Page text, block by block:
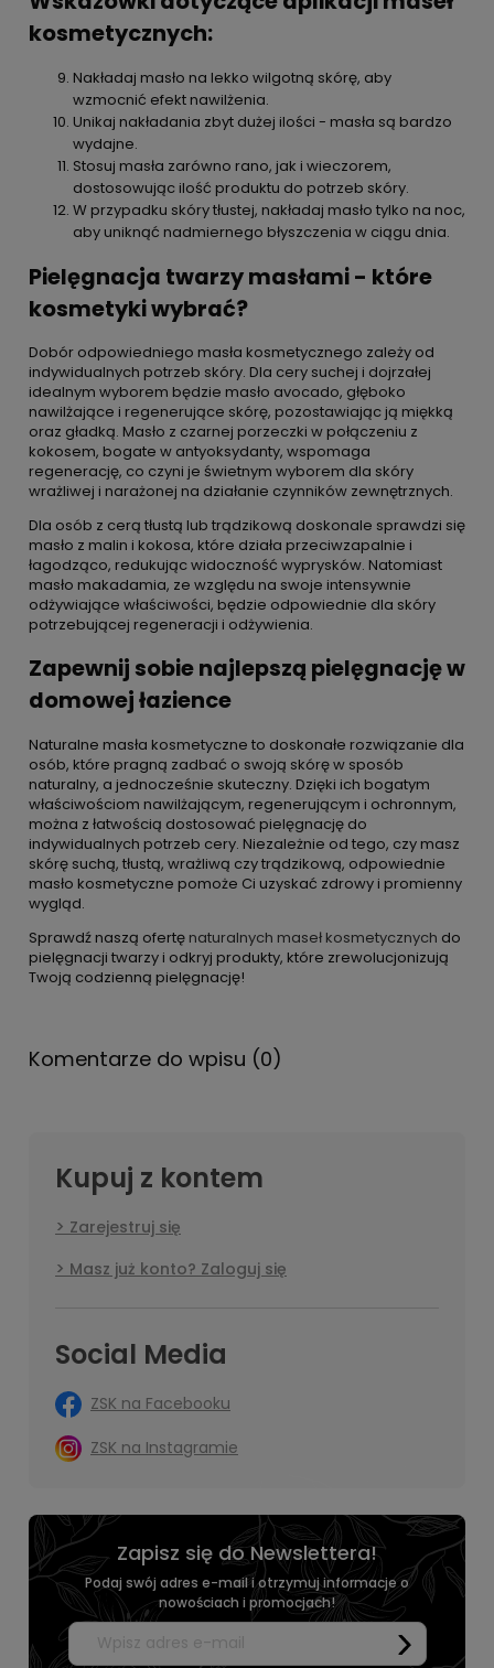
kosmetycznych:
Nakładaj masło na lekko wilgotną skórę, aby
wzmocnić efekt nawilżenia.
Unikaj nakładania zbyt dużej ilości - masła są bardzo
wydajne.
Stosuj masła zarówno rano, jak i wieczorem,
dostosowując ilość produktu do potrzeb skóry.
W przypadku skóry tłustej, nakładaj masło tylko na noc,
aby uniknąć nadmiernego błyszczenia w ciągu dnia.
Pielęgnacja twarzy masłami - które
kosmetyki wybrać?
Dobór odpowiedniego masła kosmetycznego zależy od
indywidualnych potrzeb skóry. Dla cery suchej i dojrzałej
idealnym wyborem będzie masło avocado, głęboko
nawilżające i regenerujące skórę, pozostawiając ją miękką
oraz gładką. Masło z czarnej porzeczki w połączeniu z
kokosem, bogate w antyoksydanty, wspomaga
regenerację, co czyni je świetnym wyborem dla skóry
wrażliwej i narażonej na działanie czynników zewnętrznych.
Dla osób z cerą tłustą lub trądzikową doskonale sprawdzi się
masło z malin i kokosa, które działa przeciwzapalnie i
łagodząco, redukując widoczność wyprysków. Natomiast
masło makadamia, ze względu na swoje intensywnie
odżywiające właściwości, będzie odpowiednie dla skóry
potrzebującej regeneracji i odżywienia.
Zapewnij sobie najlepszą pielęgnację w
domowej łazience
Naturalne masła kosmetyczne to doskonałe rozwiązanie dla
osób, które pragną zadbać o swoją skórę w sposób
naturalny, a jednocześnie skuteczny. Dzięki ich bogatym
właściwościom nawilżającym, regenerującym i ochronnym,
można z łatwością dostosować pielęgnację do
indywidualnych potrzeb cery. Niezależnie od tego, czy masz
skórę suchą, tłustą, wrażliwą czy trądzikową, odpowiednie
masło kosmetyczne pomoże Ci uzyskać zdrowy i promienny
wygląd.
Sprawdź naszą ofertę naturalnych maseł kosmetycznych do
pielęgnacji twarzy i odkryj produkty, które zrewolucjonizują
Twoją codzienną pielęgnację!
Komentarze do wpisu (0)
Kupuj z kontem
Zarejestruj się
Masz już konto? Zaloguj się
Social Media
ZSK na Facebooku
ZSK na Instagramie
Zapisz się do Newslettera!
Podaj swój adres e-mail i otrzymuj informacje o
nowościach i promocjach!